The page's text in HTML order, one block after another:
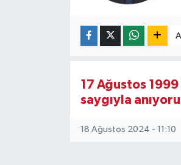
17 Ağustos
saygıyla
18 Ağustos 2024 - 11:10